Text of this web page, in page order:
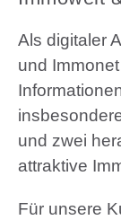
Als digitaler
und
und zwei
attraktive
Für unsere